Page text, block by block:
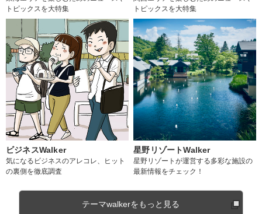
トピックスを大特集
トピックスを大特集
ビジネスWalker
気になるビジネスのアレコレ、ヒット
の裏側を徹底調査
星野リゾートWalker
星野リゾートが運営する多彩な施設の
最新情報をチェック！
テーマwalkerをもっと見る